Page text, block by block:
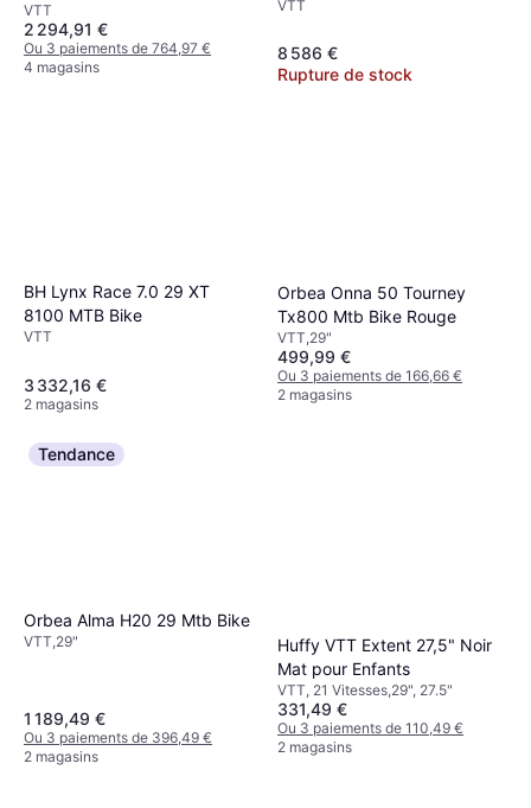
VTT
2 294,91 €
Ou 3 paiements de 764,97 €
4 magasins
VTT
8 586 €
Rupture de stock
BH Lynx Race 7.0 29 XT
8100 MTB Bike
VTT
3 332,16 €
2 magasins
Orbea Onna 50 Tourney
Tx800 Mtb Bike Rouge
VTT,29"
499,99 €
Ou 3 paiements de 166,66 €
2 magasins
Tendance
Orbea Alma H20 29 Mtb Bike
VTT,29"
1 189,49 €
Ou 3 paiements de 396,49 €
2 magasins
Huffy VTT Extent 27,5" Noir
Mat pour Enfants
VTT, 21 Vitesses,29", 27.5"
331,49 €
Ou 3 paiements de 110,49 €
2 magasins